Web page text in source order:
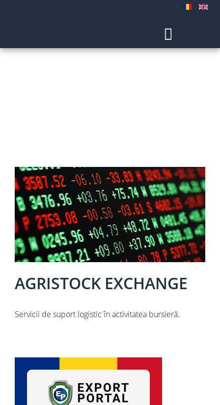
AGRISTOCK EXCHANGE
Servicii de suport logistic în activitatea bursieră.